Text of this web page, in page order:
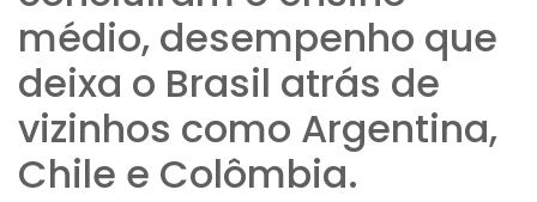
médio, desempenho que
deixa o Brasil atrás de
vizinhos como Argentina,
Chile e Colômbia.